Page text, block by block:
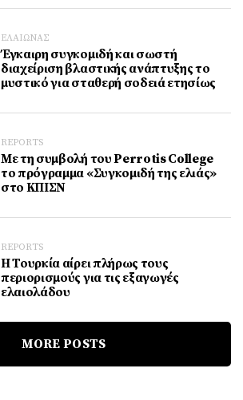
ΕΛΑΙΩΝΑΣ
Έγκαιρη συγκομιδή και σωστή
διαχείριση βλαστικής ανάπτυξης το
μυστικό για σταθερή σοδειά ετησίως
REPORTS
Με τη συμβολή του Perrotis College
το πρόγραμμα «Συγκομιδή της ελιάς»
στο ΚΠΙΣΝ
REPORTS
Η Τουρκία αίρει πλήρως τους
περιορισμούς για τις εξαγωγές
ελαιολάδου
MORE POSTS